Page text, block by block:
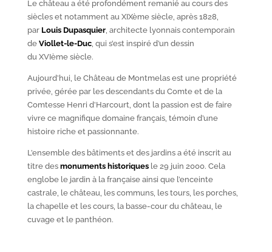
Le château a été profondément remanié au cours des
siècles et notamment au XIXèmesiècle, après 1828,
par Louis Dupasquier, architecte lyonnais contemporain
de Viollet-le-Duc, qui s’est inspiré d’un dessin
du XVIèmesiècle.
Aujourd’hui, le Château de Montmelas est une propriété
privée, gérée par les descendants du Comte et de la
Comtesse Henri d’Harcourt, dont la passion est de faire
vivre ce magnifique domaine français, témoin d’une
histoire riche et passionnante.
L’ensemble des bâtiments et des jardins a été inscrit au
titre des monuments historiquesle 29 juin 2000. Cela
englobe le jardin à la française ainsi que l’enceinte
castrale, le château, les communs, les tours, les porches,
la chapelle et les cours, la basse-cour du château, le
cuvage et le panthéon.